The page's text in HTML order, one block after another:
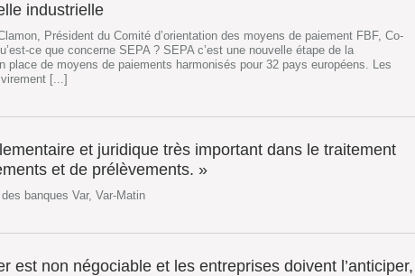
industrielle
Président du Comité d’orientation des moyens de paiement FBF, Co-
ce que concerne SEPA ? SEPA c’est une nouvelle étape de la
place de moyens de paiements harmonisés pour 32 pays européens. Les
[...]
et juridique très important dans le traitement
et de prélèvements. »
banques Var, Var-Matin
est non négociable et les entreprises doivent l’anticiper,